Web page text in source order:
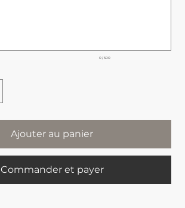
0 / 500
Ajouter au panier
Commander et payer